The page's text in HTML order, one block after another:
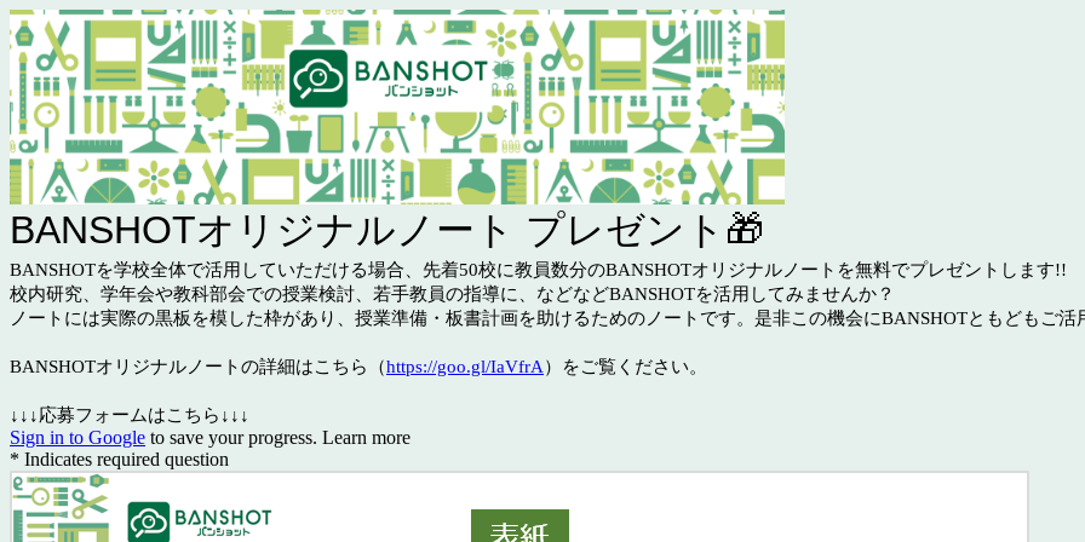
BANSHOTオリジナルノート プレゼント🎁
BANSHOTを学校全体で活用していただける場合、先着50校に教員数分のBANSHOTオリジナルノートを無料でプレゼントします!!
校内研究、学年会や教科部会での授業検討、若手教員の指導に、などなどBANSHOTを活用してみませんか？
ノートには実際の黒板を模した枠があり、授業準備・板書計画を助けるためのノートです。是非この機会にBANSHOTともどもご活
BANSHOTオリジナルノートの詳細はこちら（https://goo.gl/IaVfrA）をご覧ください。
↓↓↓応募フォームはこちら↓↓↓
Sign in to Google to save your progress. Learn more
* Indicates required question